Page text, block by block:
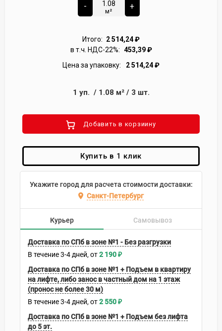
-
м²
+
Итого: 2 514,24₽
в т.ч. НДС-22%: 453,39₽
Цена за упаковку:
2 514,24₽
1 уп. / 1.08 м²/ 3 шт.
Добавить в корзиину
Купить в 1 клик
Укажите город для расчета стоимости доставки:
Санкт-Петербург
Курьер Самовывоз
Доставка по СПб в зоне №1 - Без разгрузки
В течение3-4 дней 2 190₽
Доставка по СПб в зоне №1 + Подъем в квартиру
на лифте, либо занос в частный дом на 1 этаж
(пронос не более 30 м)
В течение3-4 дней 2 550₽
Доставка по СПб в зоне №1 + Подъем без лифта
до 5 эт.